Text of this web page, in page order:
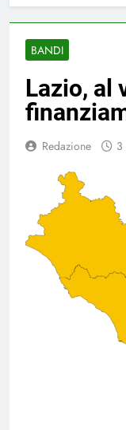
BANDI
Lazio, al
Redazione 3